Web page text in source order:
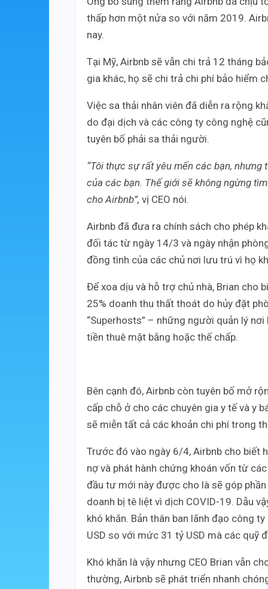
thấp hơn một nửa so với năm 2019.
nay.
Tại Mỹ, Airbnb sẽ vẫn chi trả 12 tháng
gia khác, họ sẽ chi trả chi phí bảo hiểm
Việc sa thải nhân viên đã diễn ra rộng
do đại dịch và các công ty công nghệ
tuyên bố phải sa thải người.
“Tôi thực sự rất yêu mến các bạn,
của các bạn. Thế giới sẽ không ngừng
cho Airbnb”, vị CEO nói.
Airbnb đã đưa ra chính sách cho phép
đối tác từ ngày 14/3 và ngày nhận
đồng tình của các chủ nơi lưu trú vì họ
Để xoa dịu và hỗ trợ chủ nhà, Brian cho
25% doanh thu thất thoát do hủy đặt
“Superhosts” – những người quản lý
tiền thuê mặt bằng hoặc thế chấp.
Bên cạnh đó, Airbnb còn tuyên bố mở
cấp chỗ ở cho các chuyên gia y tế và y
sẽ miễn tất cả các khoản chi phí trong
Trước đó vào ngày 6/4, Airbnb cho biết
nợ và phát hành chứng khoán vốn từ
đầu tư mới này được cho là sẽ góp
doanh bị tê liệt vì dịch COVID-19. Dẫu
khó khăn. Bản thân ban lãnh đạo công
USD so với mức 31 tỷ USD mà các quỹ
Khó khăn là vậy nhưng CEO Brian vẫn
thường, Airbnb sẽ phát triển nhanh